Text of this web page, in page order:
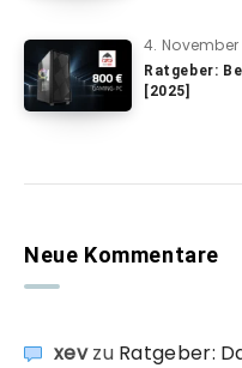
4. November
Ratgeber:
[2025]
Neue Kommentare
xevzu Ratgeber: